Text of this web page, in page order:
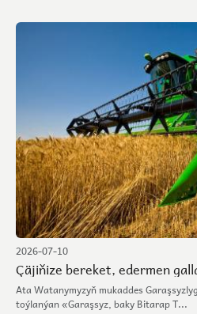
2026-07-10
Çäjiňize bereket, edermen
Ata Watanymyzyň mukaddes
toýlanýan «Garaşsyz, baky Bitarap T...